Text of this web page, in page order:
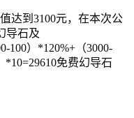
达到3100元，在本次公
导石及
100）*120%+（3000-
*10=29610免费幻导石